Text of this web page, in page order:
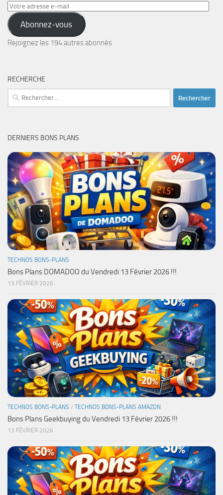
Votre
adresse
e-
mail
Abonnez-vous
Rejoignez les 194 autres abonnés
RECHERCHE
Rechercher :
DERNIERS BONS PLANS
TECHNOS BONS-PLANS
Bons Plans DOMADOO du Vendredi 13 Février 2026 !!!
13 FÉVRIER 2026
TECHNOS BONS-PLANS / TECHNOS BONS-PLANS AMAZON
Bons Plans Geekbuying du Vendredi 13 Février 2026 !!!
13 FÉVRIER 2026